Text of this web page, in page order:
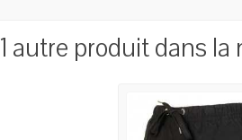
1 autre produit dans la